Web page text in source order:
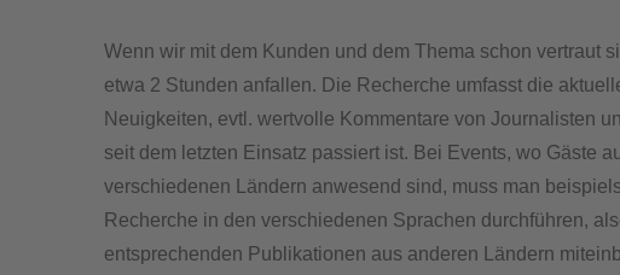
Wenn wir mit dem Kunden und dem Thema schon vertraut
etwa 2 Stunden anfallen. Die Recherche umfasst die
Neuigkeiten, evtl. wertvolle Kommentare von Journalisten
seit dem letzten Einsatz passiert ist. Bei Events, wo Gäste
verschiedenen Ländern anwesend sind, muss man
Recherche in den verschiedenen Sprachen durchführen,
entsprechenden Publikationen aus anderen Ländern